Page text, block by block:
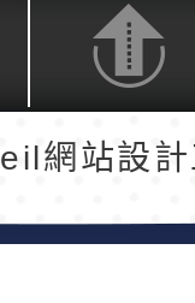
返回頂端
網站設